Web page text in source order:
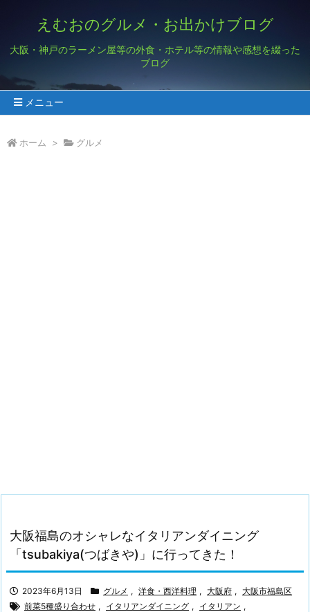
えむおのグルメ・お出かけブログ
大阪・神戸のラーメン屋等の外食・ホテル等の情報や感想を綴った
ブログ
メニュー
ホーム > グルメ
大阪福島のオシャレなイタリアンダイニング
「tsubakiya(つばきや)」に行ってきた！
2023年6月13日 グルメ , 洋食・西洋料理 , 大阪府 , 大阪市福島区
前菜5種盛り合わせ , イタリアンダイニング , イタリアン ,